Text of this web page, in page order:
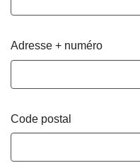
Adresse + numéro
Code postal